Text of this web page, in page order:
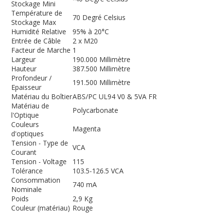
Stockage Mini
Température de
Stockage Max
70 Degré Celsius
Humidité Relative
95% à 20°C
Entrée de Câble
2 x M20
Facteur de Marche 1
Largeur
190.000 Millimètre
Hauteur
387.500 Millimètre
Profondeur /
Epaisseur
191.500 Millimètre
Matériau du BoîtierABS/PC UL94 V0 & 5VA FR
Matériau de
l'Optique
Polycarbonate
Couleurs
d'optiques
Magenta
Tension - Type de
Courant
VCA
Tension - Voltage
115
Tolérance
103.5-126.5 VCA
Consommation
Nominale
740 mA
Poids
2,9 Kg
Couleur (matériau) Rouge